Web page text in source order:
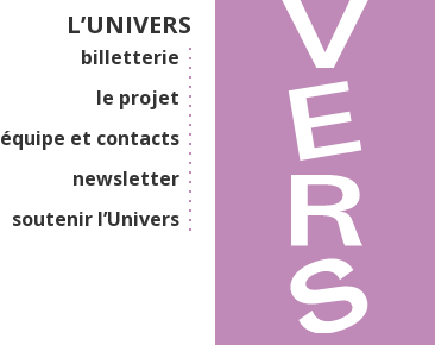
L’UNIVERS
billetterie
le projet
équipe et contacts
newsletter
soutenir l’Univers